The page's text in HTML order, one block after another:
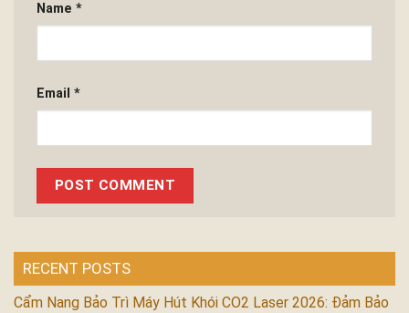
Name *
Email *
RECENT POSTS
Cẩm Nang Bảo Trì Máy Hút Khói CO2 Laser 2026: Đảm Bảo